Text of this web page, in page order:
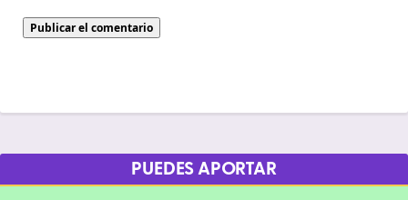
PUEDES APORTAR